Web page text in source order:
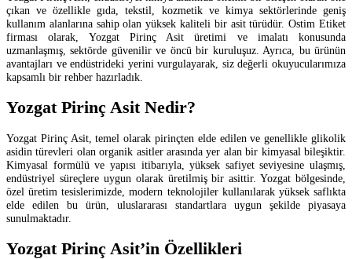
çıkan ve özellikle gıda, tekstil, kozmetik ve kimya sektörlerinde geniş
kullanım alanlarına sahip olan yüksek kaliteli bir asit türüdür. Ostim Etiket
firması olarak, Yozgat Pirinç Asit üretimi ve imalatı konusunda
uzmanlaşmış, sektörde güvenilir ve öncü bir kuruluşuz. Ayrıca, bu ürünün
avantajları ve endüstrideki yerini vurgulayarak, siz değerli okuyucularımıza
kapsamlı bir rehber hazırladık.
Yozgat Pirinç Asit Nedir?
Yozgat Pirinç Asit, temel olarak pirinçten elde edilen ve genellikle glikolik
asidin türevleri olan organik asitler arasında yer alan bir kimyasal bileşiktir.
Kimyasal formülü ve yapısı itibarıyla, yüksek safiyet seviyesine ulaşmış,
endüstriyel süreçlere uygun olarak üretilmiş bir asittir. Yozgat bölgesinde,
özel üretim tesislerimizde, modern teknolojiler kullanılarak yüksek saflıkta
elde edilen bu ürün, uluslararası standartlara uygun şekilde piyasaya
sunulmaktadır.
Yozgat Pirinç Asit’in Özellikleri